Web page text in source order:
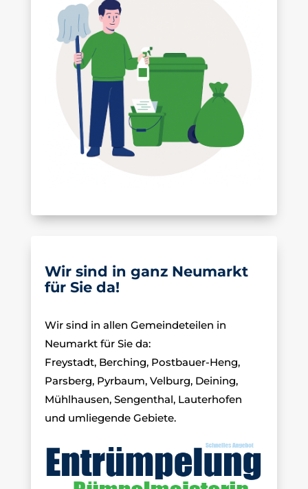
Wir sind in ganz Neumarkt
für Sie da!
Wir sind in allen Gemeindeteilen in
Neumarkt für Sie da:
Freystadt, Berching, Postbauer-Heng,
Parsberg, Pyrbaum, Velburg, Deining,
Mühlhausen, Sengenthal, Lauterhofen
und umliegende Gebiete.